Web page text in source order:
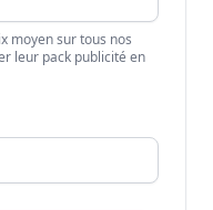
moyen sur tous nos
leur pack publicité en